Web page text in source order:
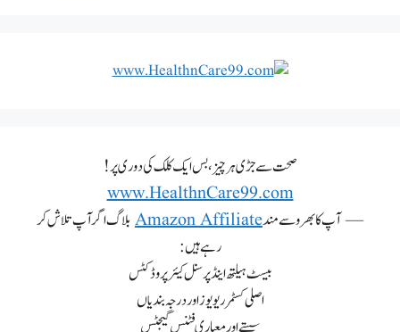
صحت سے جڑی ہر چیز، بس ایک کلک کی دوری پر!
www.HealthnCare99.com
— آپ کا بھروسے مندAmazon Affiliateبلاگ اگر آپ تلاش کر
رہے ہیں:
بیسٹ ہیلتھ اینڈ پرسنل کیئر پروڈکٹس
اصلی کسٹمر ریویوز اور درجہ بندیاں